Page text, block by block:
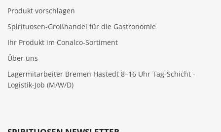
Produkt vorschlagen
Spirituosen-Großhandel für die Gastronomie
Ihr Produkt im Conalco-Sortiment
Über uns
Lagermitarbeiter Bremen Hastedt 8–16 Uhr Tag-Schicht -
Logistik-Job (M/W/D)